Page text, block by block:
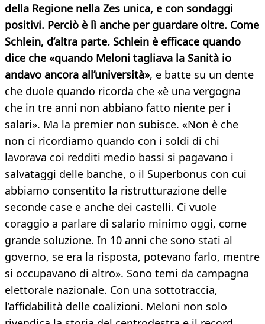
della Regione nella Zes unica, e con sondaggi
positivi. Perciò è lì anche per guardare oltre. Come
Schlein, d’altra parte. Schlein è efficace quando
dice che «quando Meloni tagliava la Sanità io
andavo ancora all’università», e batte su un dente
che duole quando ricorda che «è una vergogna
che in tre anni non abbiano fatto niente per i
salari». Ma la premier non subisce. «Non è che
non ci ricordiamo quando con i soldi di chi
lavorava coi redditi medio bassi si pagavano i
salvataggi delle banche, o il Superbonus con cui
abbiamo consentito la ristrutturazione delle
seconde case e anche dei castelli. Ci vuole
coraggio a parlare di salario minimo oggi, come
grande soluzione. In 10 anni che sono stati al
governo, se era la risposta, potevano farlo, mentre
si occupavano di altro». Sono temi da campagna
elettorale nazionale. Con una sottotraccia,
l’affidabilità delle coalizioni. Meloni non solo